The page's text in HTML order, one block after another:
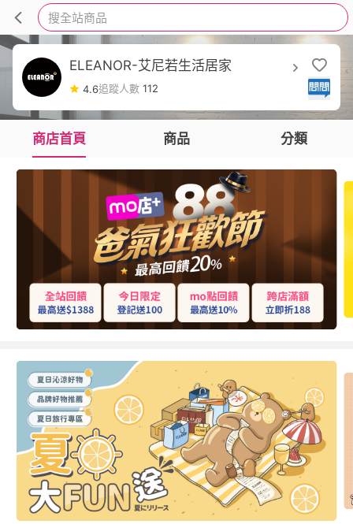
搜全站商品
ELEANOR-艾尼若生活居家
4.6追蹤人數 112
商店首頁 商品 分類